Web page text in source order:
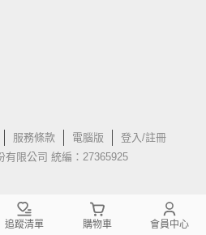
服務條款 電腦版
登入/註冊
有限公司 統編：27365925
追蹤清單 購物車 會員中心